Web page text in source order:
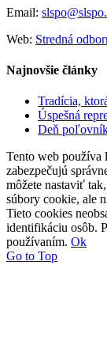
Email:
Web: Stredná
Najnovšie články
Tradícia,
Úspešná
Deň
Tento web používa
zabezpečujú
môžete nastaviť
súbory cookie, ale
Tieto cookies
identifikáciu osôb.
používaním. Ok
Go to Top